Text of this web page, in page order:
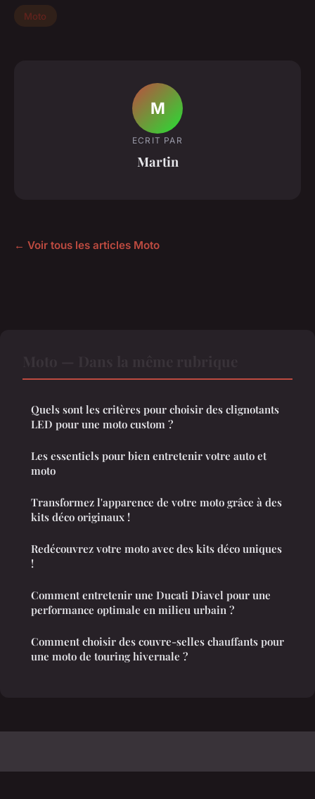
Moto
M
ECRIT PAR
Martin
← Voir tous les articles Moto
Quels sont les critères pour choisir des clignotants
LED pour une moto custom ?
Les essentiels pour bien entretenir votre auto et
moto
Transformez l'apparence de votre moto grâce à des
kits déco originaux !
Redécouvrez votre moto avec des kits déco uniques
!
Comment entretenir une Ducati Diavel pour une
performance optimale en milieu urbain ?
Comment choisir des couvre-selles chauffants pour
une moto de touring hivernale ?
Automotoconnect